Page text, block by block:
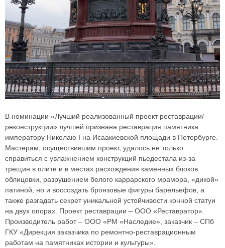
В номинации «Лучший реализованный проект реставрации/
реконструкции» лучшей признана реставрация памятника
императору Николаю I на Исаакиевской площади в Петербурге.
Мастерам, осуществившим проект, удалось не только
справиться с увлажнением конструкций пьедестала из-за
трещин в плите и в местах расхождения каменных блоков
облицовки, разрушением белого каррарского мрамора, «дикой»
патиной, но и воссоздать бронзовые фигуры барельефов, а
также разгадать секрет уникальной устойчивости конной статуи
на двух опорах. Проект реставрации – ООО «Реставратор».
Производитель работ – ООО «РМ «Наследие», заказчик – СПб
ГКУ «Дирекция заказчика по ремонтно-реставрационным
работам на памятниках истории и культуры».